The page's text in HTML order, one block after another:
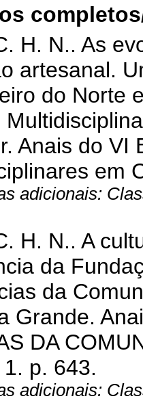
H. N.. As
artesanal.
do Norte
Anais do VI
em
adicionais:
H. N.. A
da
da
Grande.
DA
p. 643.
adicionais: